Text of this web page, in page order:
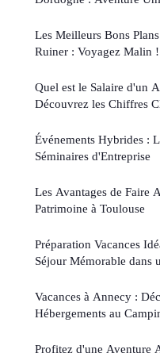
Les Meilleurs Bons
Ruiner : Voyagez Malin !
Quel est le Salaire d'un
Découvrez les Chiffres
Événements Hybrides :
Séminaires d'Entreprise
Les Avantages de Faire
Patrimoine à Toulouse
Préparation Vacances
Séjour Mémorable dans
Vacances à Annecy :
Hébergements au
Profitez d'une Aventure